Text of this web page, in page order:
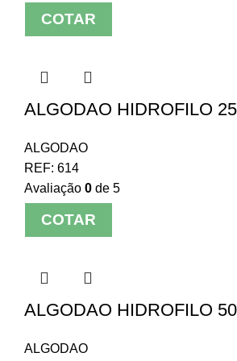
COTAR
ALGODAO HIDROFILO
ALGODAO
REF: 614
Avaliação 0 de 5
COTAR
ALGODAO HIDROFILO
ALGODAO